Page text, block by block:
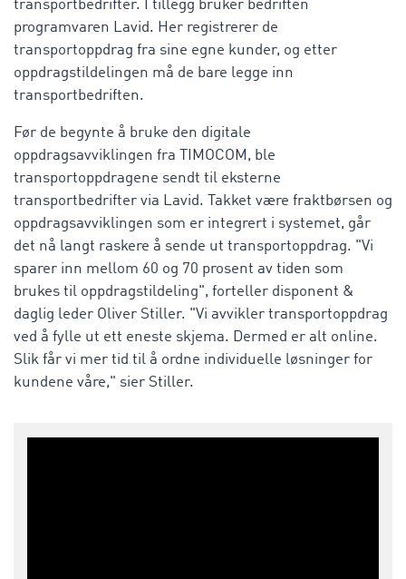
transportbedrifter. I tillegg bruker bedriften
programvaren Lavid. Her registrerer de
transportoppdrag fra sine egne kunder, og etter
oppdragstildelingen må de bare legge inn
transportbedriften.
Før de begynte å bruke den digitale
oppdragsavviklingen fra TIMOCOM, ble
transportoppdragene sendt til eksterne
transportbedrifter via Lavid. Takket være fraktbørsen og
oppdragsavviklingen som er integrert i systemet, går
det nå langt raskere å sende ut transportoppdrag. "Vi
sparer inn mellom 60 og 70 prosent av tiden som
brukes til oppdragstildeling", forteller disponent &
daglig leder Oliver Stiller. "Vi avvikler transportoppdrag
ved å fylle ut ett eneste skjema. Dermed er alt online.
Slik får vi mer tid til å ordne individuelle løsninger for
kundene våre," sier Stiller.